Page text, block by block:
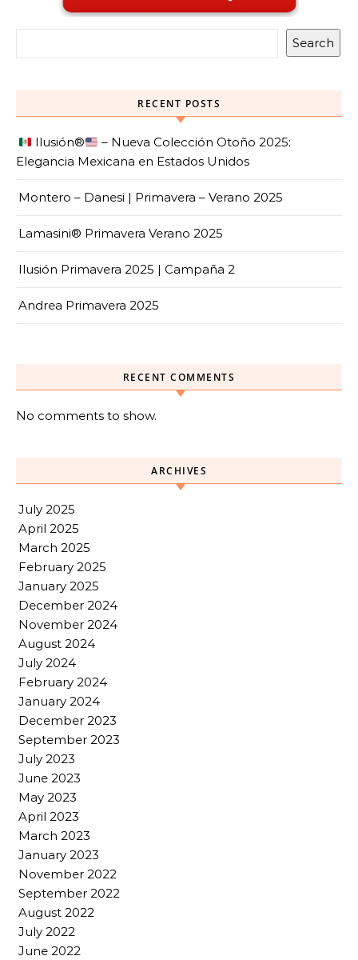
Search
RECENT POSTS
Ilusión®️
– Nueva Colección Otoño 2025:
Elegancia Mexicana en Estados Unidos
Montero – Danesi | Primavera – Verano 2025
Lamasini® Primavera Verano 2025
Ilusión Primavera 2025 | Campaña 2
Andrea Primavera 2025
RECENT COMMENTS
No comments to show.
ARCHIVES
July 2025
April 2025
March 2025
February 2025
January 2025
December 2024
November 2024
August 2024
July 2024
February 2024
January 2024
December 2023
September 2023
July 2023
June 2023
May 2023
April 2023
March 2023
January 2023
November 2022
September 2022
August 2022
July 2022
June 2022